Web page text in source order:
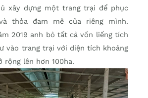
xây dựng một trang trại để phục
thỏa đam mê của riêng mình.
2019 anh bỏ tất cả vốn liếng tích
vào trang trại với diện tích khoảng
rộng lên hơn 100ha.